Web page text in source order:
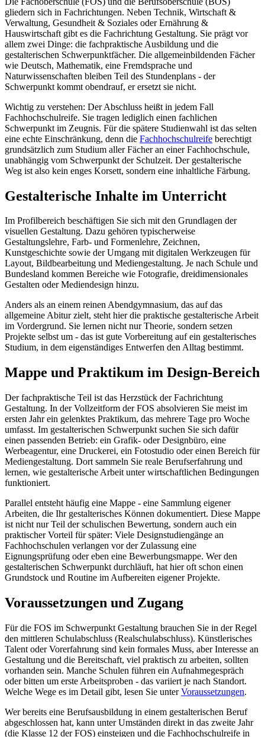
gliedern sich in Fachrichtungen. Neben Technik, Wirtschaft &
Verwaltung, Gesundheit & Soziales oder Ernährung &
Hauswirtschaft gibt es die Fachrichtung Gestaltung. Sie prägt vor
allem zwei Dinge: die fachpraktische Ausbildung und die
gestalterischen Schwerpunktfächer. Die allgemeinbildenden Fächer
wie Deutsch, Mathematik, eine Fremdsprache und
Naturwissenschaften bleiben Teil des Stundenplans - der
Schwerpunkt kommt obendrauf, er ersetzt sie nicht.
Wichtig zu verstehen: Der Abschluss heißt in jedem Fall
Fachhochschulreife. Sie tragen lediglich einen fachlichen
Schwerpunkt im Zeugnis. Für die spätere Studienwahl ist das selten
eine echte Einschränkung, denn die Fachhochschulreife berechtigt
grundsätzlich zum Studium aller Fächer an einer Fachhochschule,
unabhängig vom Schwerpunkt der Schulzeit. Der gestalterische
Weg ist also kein enges Korsett, sondern eine inhaltliche Färbung.
Gestalterische Inhalte im Unterricht
Im Profilbereich beschäftigen Sie sich mit den Grundlagen der
visuellen Gestaltung. Dazu gehören typischerweise
Gestaltungslehre, Farb- und Formenlehre, Zeichnen,
Kunstgeschichte sowie der Umgang mit digitalen Werkzeugen für
Layout, Bildbearbeitung und Mediengestaltung. Je nach Schule und
Bundesland kommen Bereiche wie Fotografie, dreidimensionales
Gestalten oder Mediendesign hinzu.
Anders als an einem reinen Abendgymnasium, das auf das
allgemeine Abitur zielt, steht hier die praktische gestalterische Arbeit
im Vordergrund. Sie lernen nicht nur Theorie, sondern setzen
Projekte selbst um - das ist gute Vorbereitung auf ein gestalterisches
Studium, in dem eigenständiges Entwerfen den Alltag bestimmt.
Mappe und Praktikum im Design-Bereich
Der fachpraktische Teil ist das Herzstück der Fachrichtung
Gestaltung. In der Vollzeitform der FOS absolvieren Sie meist im
ersten Jahr ein gelenktes Praktikum, das mehrere Tage pro Woche
umfasst. Im gestalterischen Schwerpunkt suchen Sie sich dafür
einen passenden Betrieb: ein Grafik- oder Designbüro, eine
Werbeagentur, eine Druckerei, ein Fotostudio oder einen Bereich für
Mediengestaltung. Dort sammeln Sie reale Berufserfahrung und
lernen, wie gestalterische Arbeit unter wirtschaftlichen Bedingungen
funktioniert.
Parallel entsteht häufig eine Mappe - eine Sammlung eigener
Arbeiten, die Ihr gestalterisches Können dokumentiert. Diese Mappe
ist nicht nur Teil der schulischen Bewertung, sondern auch ein
praktischer Vorteil für später: Viele Designstudiengänge an
Fachhochschulen verlangen vor der Zulassung eine
Eignungsprüfung oder eben eine Bewerbungsmappe. Wer den
gestalterischen Schwerpunkt durchläuft, hat hier oft schon einen
Grundstock und Routine im Aufbereiten eigener Projekte.
Voraussetzungen und Zugang
Für die FOS im Schwerpunkt Gestaltung brauchen Sie in der Regel
den mittleren Schulabschluss (Realschulabschluss). Künstlerisches
Talent oder Vorerfahrung sind kein formales Muss, aber Interesse an
Gestaltung und die Bereitschaft, viel praktisch zu arbeiten, sollten
vorhanden sein. Manche Schulen führen ein Aufnahmegespräch
oder bitten um erste Arbeitsproben - das variiert je nach Standort.
Welche Wege es im Detail gibt, lesen Sie unterVoraussetzungen.
Wer bereits eine Berufsausbildung in einem gestalterischen Beruf
abgeschlossen hat, kann unter Umständen direkt in das zweite Jahr
(die Klasse 12 der FOS) einsteigen und die Fachhochschulreife in